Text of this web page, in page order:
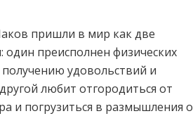
пришли в мир как две
преисполнен физических
удовольствий и
любит отгородиться от
и погрузиться в размышления о